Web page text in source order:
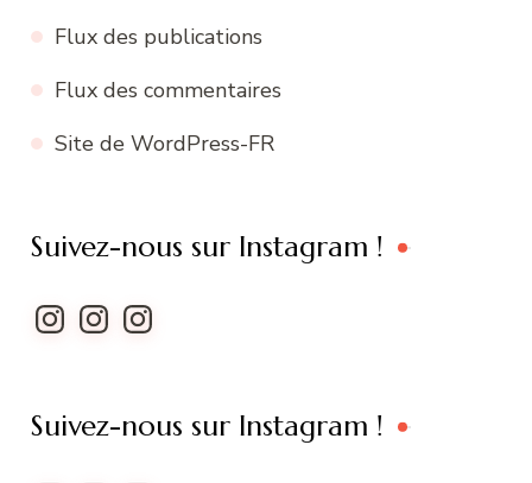
Flux des publications
Flux des commentaires
Site de WordPress-FR
Suivez-nous sur Instagram !
Instagram
InstagramInstagram
Suivez-nous sur Instagram !